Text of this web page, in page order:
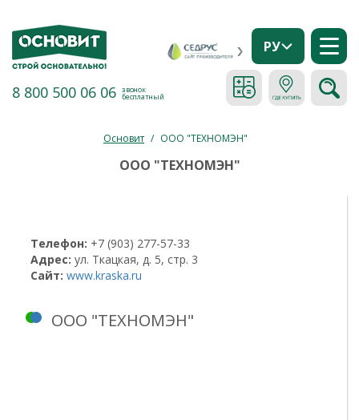
8 800 500 06 06 звонок
бесплатный
РУ
Основит / ООО "ТЕХНОМЭН"
ООО "ТЕХНОМЭН"
Телефон: +7 (903) 277-57-33
Адрес: ул. Ткацкая, д. 5, стр. 3
Сайт: www.kraska.ru
ООО "ТЕХНОМЭН"